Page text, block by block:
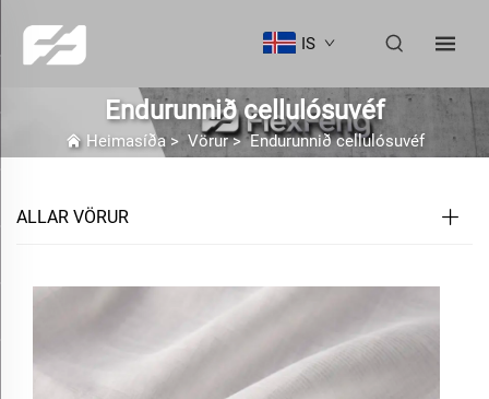
IS
Endurunnið cellulósuvéf
Heimasíða> Vörur>Endurunnið cellulósuvéf
ALLAR VÖRUR